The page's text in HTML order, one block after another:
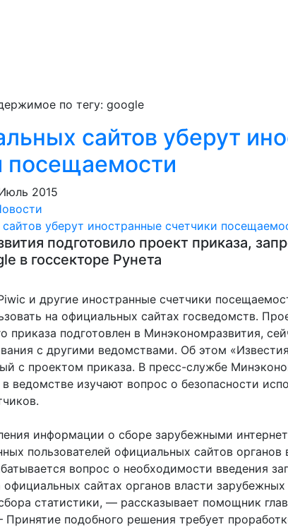
по тегу: google
сайтов уберут
посещаемости
2015
подготовило проект приказа,
в госсекторе Рунета
и другие иностранные счетчики
на официальных сайтах госведомств.
приказа подготовлен в Минэкономразвития,
с другими ведомствами. Об этом
с проектом приказа. В пресс-службе
ведомстве изучают вопрос о безопасности
информации о сборе зарубежными
пользователей официальных сайтов органов
вопрос о необходимости введения
официальных сайтах органов власти
статистики, — рассказывает помощник
подобного решения требует